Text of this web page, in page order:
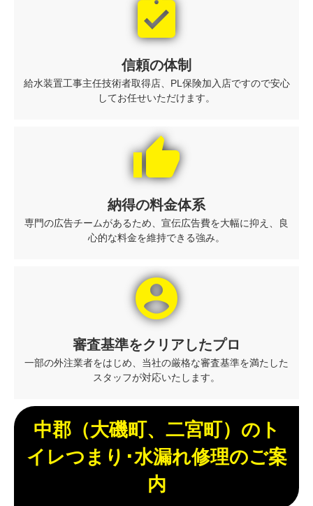
assignment_turned_in
信頼の体制
給水装置工事主任技術者取得店、PL保険加入店ですので安心
してお任せいただけます。
thumb_up
納得の料金体系
専門の広告チームがあるため、宣伝広告費を大幅に抑え、良
心的な料金を維持できる強み。
account_circle
審査基準をクリアしたプロ
一部の外注業者をはじめ、当社の厳格な審査基準を満たした
スタッフが対応いたします。
中郡（大磯町、二宮町）のト
イレつまり･水漏れ修理のご案
内